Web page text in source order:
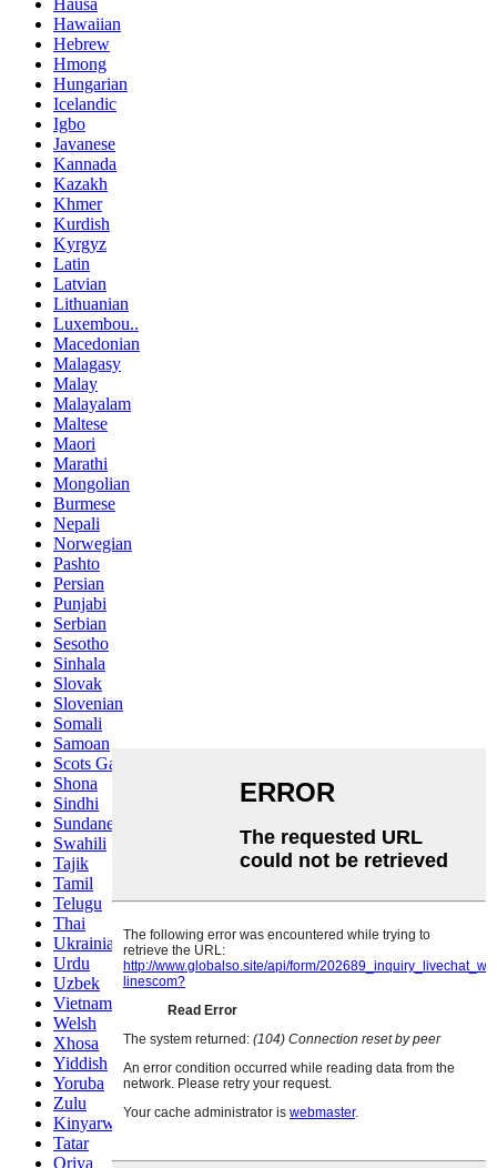
Hausa
Hawaiian
Hebrew
Hmong
Hungarian
Icelandic
Igbo
Javanese
Kannada
Kazakh
Khmer
Kurdish
Kyrgyz
Latin
Latvian
Lithuanian
Luxembou..
Macedonian
Malagasy
Malay
Malayalam
Maltese
Maori
Marathi
Mongolian
Burmese
Nepali
Norwegian
Pashto
Persian
Punjabi
Serbian
Sesotho
Sinhala
Slovak
Slovenian
Somali
Samoan
Scots Gaelic
Shona
Sindhi
Sundanese
Swahili
Tajik
Tamil
Telugu
Thai
Ukrainian
Urdu
Uzbek
Vietnamese
Welsh
Xhosa
Yiddish
Yoruba
Zulu
Kinyarwanda
Tatar
Oriya